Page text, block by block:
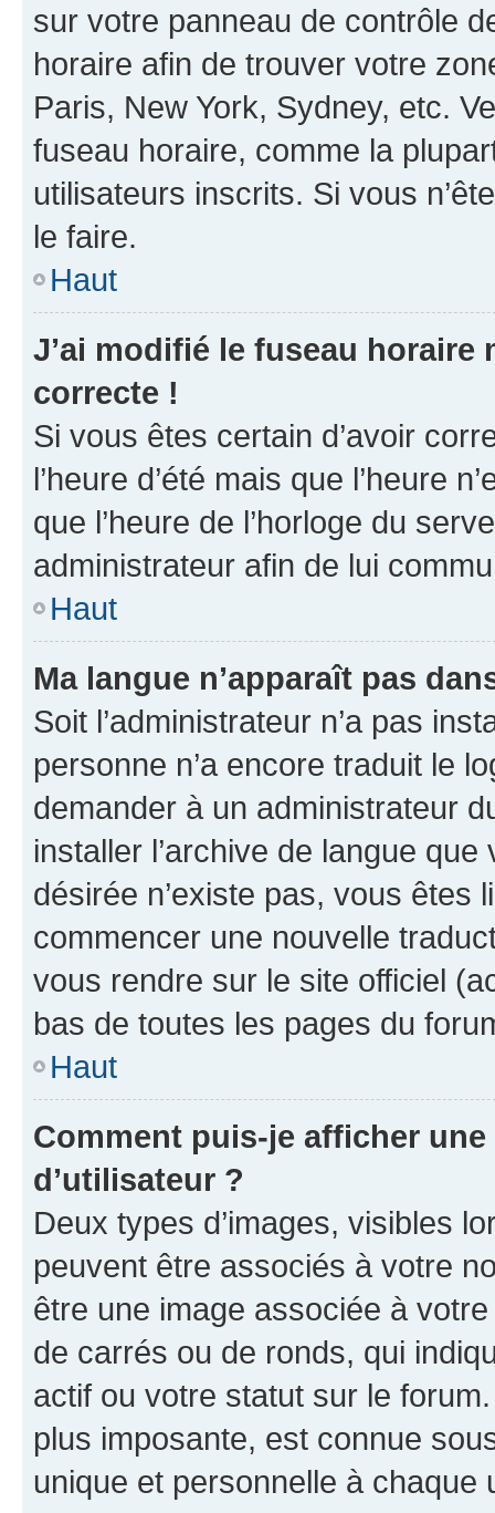
sur votre panneau de contrôle
horaire afin de trouver votre
Paris, New York, Sydney, etc.
fuseau horaire, comme la
utilisateurs inscrits. Si vous
le faire.
Haut
J’ai modifié le fuseau horaire
correcte !
Si vous êtes certain d’avoir
l’heure d’été mais que l’heure
que l’heure de l’horloge du
administrateur afin de lui
Haut
Ma langue n’apparaît pas
Soit l’administrateur n’a pas
personne n’a encore traduit le
demander à un administrateur
installer l’archive de langue
désirée n’existe pas, vous êtes
commencer une nouvelle
vous rendre sur le site officiel
bas de toutes les pages du
Haut
Comment puis-je afficher
d’utilisateur ?
Deux types d’images, visibles
peuvent être associés à votre
être une image associée à
de carrés ou de ronds, qui
actif ou votre statut sur le
plus imposante, est connue
unique et personnelle à chaque